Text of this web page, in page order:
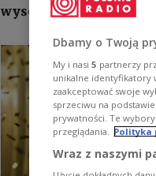
wysoko oceniony
Dbamy o Twoją
My i nasi 5 partnerzy
unikalne identyfikatory
zaakceptować swoje
sprzeciwu na
prywatności. Te
przeglądania. Polityka
Wraz z naszymi